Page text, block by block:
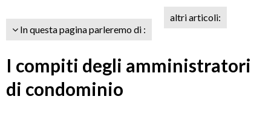
In questa pagina parleremo di :
altri articoli:
I compiti degli amministratori
di condominio